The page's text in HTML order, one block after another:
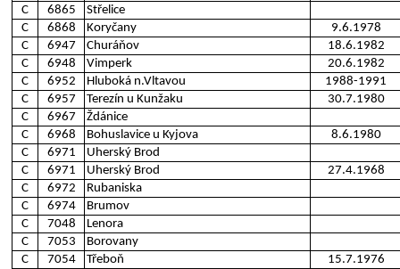
C
6865
Střelice
C
6868 Koryčany
9.6.1978
C
6947 Churáňov
18.6.1982
C
6948 Vimperk
20.6.1982
C
6952 Hluboká n.Vltavou
1988-1991
C
6957 Terezín u Kunžaku
30.7.1980
C
6967
Ždánice
C
6968 Bohuslavice u Kyjova
8.6.1980
C
6971
Uherský Brod
C
6971 Uherský Brod
27.4.1968
C
6972
Rubaniska
C
6974
Brumov
C
7048
Lenora
C
7053
Borovany
C
7054 Třeboň
15.7.1976